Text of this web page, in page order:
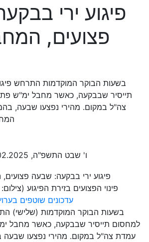
פיגוע ירי
פצועים,
בשעות הבוקר המוקדמות התרחש
תייסיר שבבקעה, כאשר מחבל ימ"ש
צה"ל במקום. מהירי נפצעו שבעה,
ו' שבט התשפ"ה, 04.02.2025, 09:05
פינוי הפצועים בזירת הפיגוע
עדכונים שוטפים
בשעות הבוקר המוקדמות (שלישי)
למחסום תייסיר שבבקעה, כאשר מחבל
עמדת צה"ל במקום. מהירי נפצעו שבעה